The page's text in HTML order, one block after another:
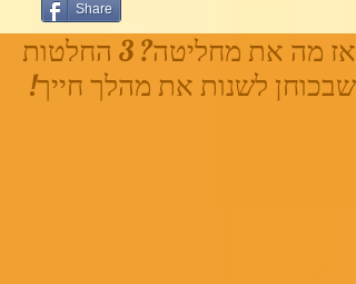
Share
אז מה את מחליטה? 3 החלטות
שבכוחן לשנות את מהלך חייך!